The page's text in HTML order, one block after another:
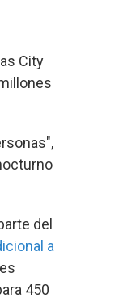
City
del
a
450